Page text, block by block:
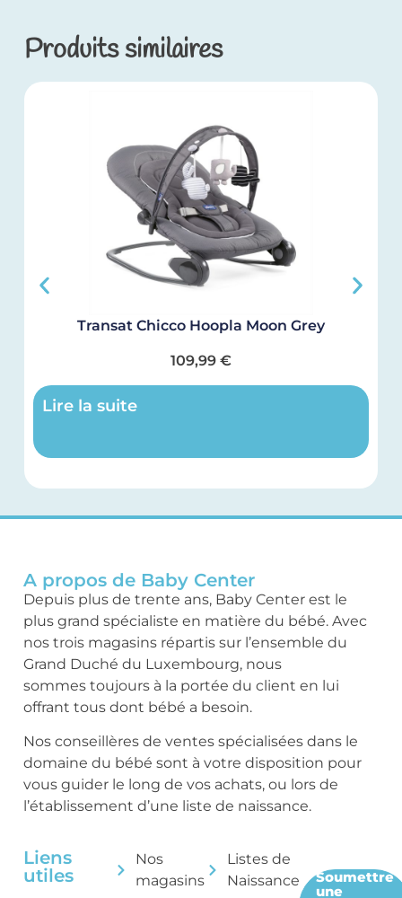
Produits similaires
Transat Chicco Hoopla Moon Grey
109,99 €
Lire la suite
A propos de Baby Center
Depuis plus de trente ans, Baby Center est le
plus grand spécialiste en matière du bébé. Avec
nos trois magasins répartis sur l’ensemble du
Grand Duché du Luxembourg, nous
sommes toujours à la portée du client en lui
offrant tous dont bébé a besoin.
Nos conseillères de ventes spécialisées dans le
domaine du bébé sont à votre disposition pour
vous guider le long de vos achats, ou lors de
l’établissement d’une liste de naissance.
Liens
utiles
Nos
magasins
Listes de
Naissance
Soumettre
une